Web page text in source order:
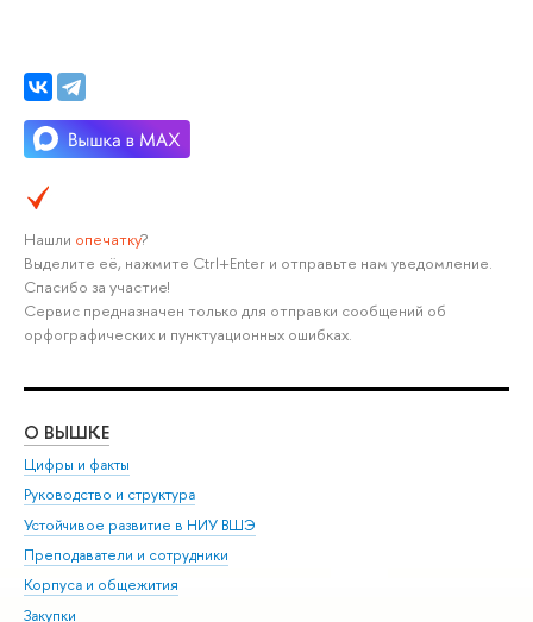
Нашли опечатку?
Выделите её, нажмите Ctrl+Enter и отправьте нам уведомление.
Спасибо за участие!
Сервис предназначен только для отправки сообщений об
орфографических и пунктуационных ошибках.
О ВЫШКЕ
Цифры и факты
Руководство и структура
Устойчивое развитие в НИУ ВШЭ
Преподаватели и сотрудники
Корпуса и общежития
Закупки